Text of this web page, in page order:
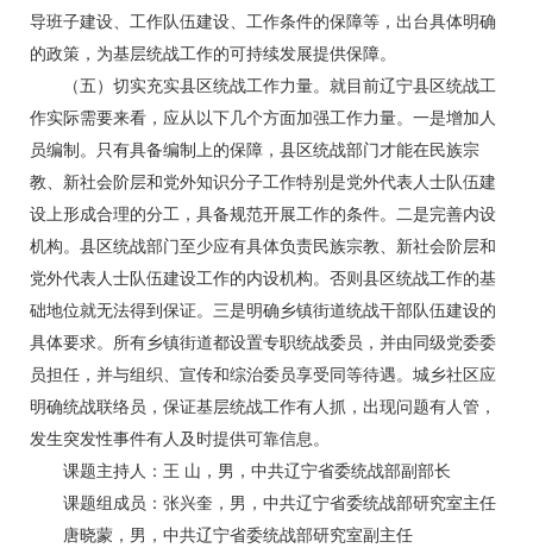
导班子建设、工作队伍建设、工作条件的保障等，出台具体明确
的政策，为基层统战工作的可持续发展提供保障。
（五）切实充实县区统战工作力量。就目前辽宁县区统战工
作实际需要来看，应从以下几个方面加强工作力量。一是增加人
员编制。只有具备编制上的保障，县区统战部门才能在民族宗
教、新社会阶层和党外知识分子工作特别是党外代表人士队伍建
设上形成合理的分工，具备规范开展工作的条件。二是完善内设
机构。县区统战部门至少应有具体负责民族宗教、新社会阶层和
党外代表人士队伍建设工作的内设机构。否则县区统战工作的基
础地位就无法得到保证。三是明确乡镇街道统战干部队伍建设的
具体要求。所有乡镇街道都设置专职统战委员，并由同级党委委
员担任，并与组织、宣传和综治委员享受同等待遇。城乡社区应
明确统战联络员，保证基层统战工作有人抓，出现问题有人管，
发生突发性事件有人及时提供可靠信息。
课题主持人：王 山，男，中共辽宁省委统战部副部长
课题组成员：张兴奎，男，中共辽宁省委统战部研究室主任
唐晓蒙，男，中共辽宁省委统战部研究室副主任